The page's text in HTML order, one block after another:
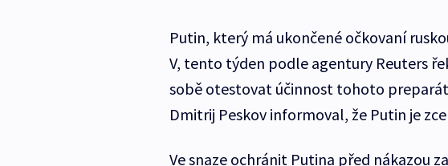
Putin, který má ukončené očkovaní
V, tento týden podle agentury Reuters
sobě otestovat účinnost tohoto
Dmitrij Peskov informoval, že Putin je
Ve snaze ochránit Putina před nákazou